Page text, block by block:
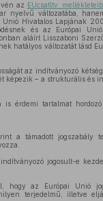
az EUcsatltv.
nyelvű változatába,
Hivatalos Lapjának
és az Európai Unió
aláírt Lisszaboni
hatályos változatát lásd
az indítványozó
képezik – a strukturális és
is érdemi tartalmat
a támadott jogszabály
jogosult-e
hogy az Európai Unió
terjedelmű, illetve